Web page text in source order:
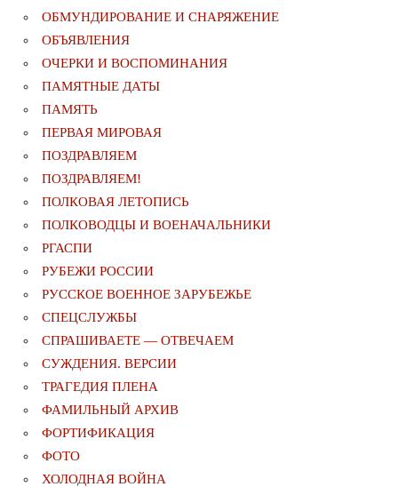
ОБМУНДИРОВАНИЕ И СНАРЯЖЕНИЕ
ОБЪЯВЛЕНИЯ
ОЧЕРКИ И ВОСПОМИНАНИЯ
ПАМЯТНЫЕ ДАТЫ
ПАМЯТЬ
ПЕРВАЯ МИРОВАЯ
ПОЗДРАВЛЯЕМ
ПОЗДРАВЛЯЕМ!
ПОЛКОВАЯ ЛЕТОПИСЬ
ПОЛКОВОДЦЫ И ВОЕНАЧАЛЬНИКИ
РГАСПИ
РУБЕЖИ РОССИИ
РУССКОЕ ВОЕННОЕ ЗАРУБЕЖЬЕ
СПЕЦСЛУЖБЫ
СПРАШИВАЕТЕ — ОТВЕЧАЕМ
СУЖДЕНИЯ. ВЕРСИИ
ТРАГЕДИЯ ПЛЕНА
ФАМИЛЬНЫЙ АРХИВ
ФОРТИФИКАЦИЯ
ФОТО
ХОЛОДНАЯ ВОЙНА